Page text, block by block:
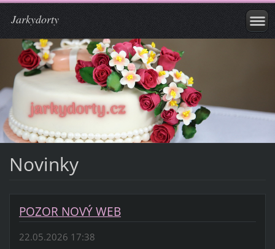
Jarkydorty
Novinky
POZOR NOVÝ WEB
22.05.2026 17:38